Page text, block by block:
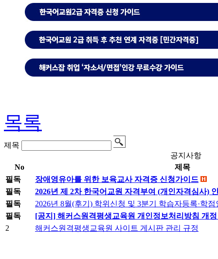
목록
제목
공지사항
No
제목
필독
장애영유아를 위한 보육교사 자격증 신청가이드
필독
2026년 제 2차 한국어교원 자격부여 (개인자격심사)
필독
2026년 8월(후기) 학위신청 및 3분기 학습자등록·학
필독
[공지] 해커스원격평생교육원 개인정보처리방침 개정
2
해커스원격평생교육원 사이트 게시판 관리 규정